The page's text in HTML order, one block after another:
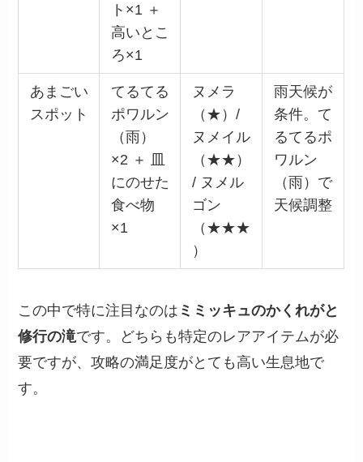
ト×1 ＋
高いとこ
ろ×1
あまごい
スポット
てるてる
ポワルン
（雨）
×2 ＋ 皿
にのせた
食べ物
×1
ヌメラ
（★）/
ヌメイル
（★★）
/ ヌメル
ゴン
（★★★
）
雨天候が
条件。て
るてるポ
ワルン
（雨）で
天候調整
この中で特に注目なのは ミミッキュのかくれがと
修行の滝です。どちらも特定のレアアイテムが必
要ですが、攻略の満足度がとても高い生息地で
す。